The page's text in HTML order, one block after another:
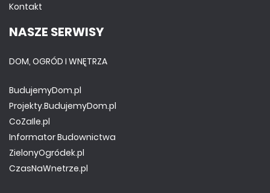
Kontakt
NASZE SERWISY
DOM, OGRÓD I WNĘTRZA
BudujemyDom.pl
Projekty.BudujemyDom.pl
CoZaIle.pl
Informator Budownictwa
ZielonyOgródek.pl
CzasNaWnetrze.pl